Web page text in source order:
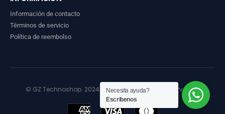
Información de contacto
Términos de servicio
Política de reembolso
© GZ Technoshop. 2024. Todos los derechos reservados
Necesita ayuda?
Escribenos